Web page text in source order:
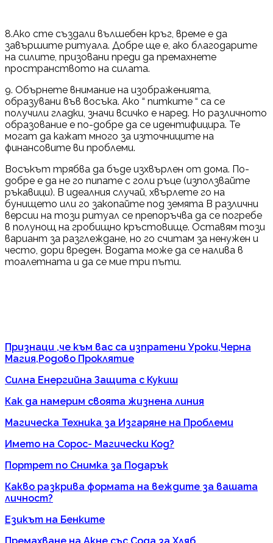
8.Ако сте създали вълшебен кръг, време е да
завършите ритуала. Добре ще е, ако благодарите
на силите, призовани преди да премахнете
пространството на силата.
9. Обърнете внимание на изображенията,
образувани във восъка. Ако “ питките “ са се
получили гладки, значи всичко е наред. Но различното
образование е по-добре да се идентифицира. Те
могат да кажат много за източниците на
финансовите ви проблеми.
Восъкът трябва да бъде изхвърлен от дома. По-
добре е да не го пипате с голи ръце (използвайте
ръкавици). В идеалния случай, хвърлете го на
бунището или го закопайте под земята В различни
версии на този ритуал се препоръчва да се погребе
в полунощ на гробищно кръстовище. Оставям този
вариант за разглеждане, но го считам за ненужен и
често, дори вреден. Водата може да се налива в
тоалетната и да се мие три пъти.
Признаци ,че към вас са изпратени Уроки,Черна
Магия,Родово Проклятие
Силна Енергийна Защита с Кукиш
Как да намерим своята жизнена линия
Магическа Техника за Изгаряне на Проблеми
Името на Сорос- Магически Код?
Портрет по Снимка за Подарък
Какво разкрива формата на веждите за вашата
личност?
Езикът на Бенките